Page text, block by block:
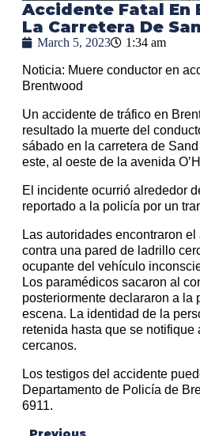
Accidente Fatal En
La Carretera De
March 5, 2023 1:34 am
Noticia: Muere conductor en
Brentwood
Un accidente de tráfico en
resultado la muerte del
sábado en la carretera de
este, al oeste de la avenida
El incidente ocurrió alrededor
reportado a la policía por un
Las autoridades encontraron
contra una pared de ladrillo
ocupante del vehículo
Los paramédicos sacaron al
posteriormente declararon a la
escena. La identidad de la
retenida hasta que se notifique
cercanos.
Los testigos del accidente
Departamento de Policía de
6911.